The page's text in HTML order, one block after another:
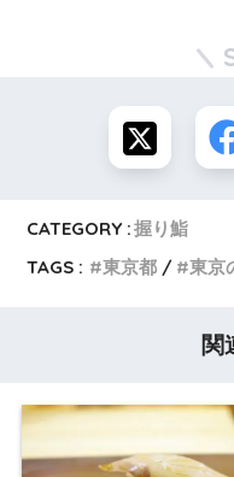
CATEGORY :握り鮨
TAGS :
東京都 東京
関